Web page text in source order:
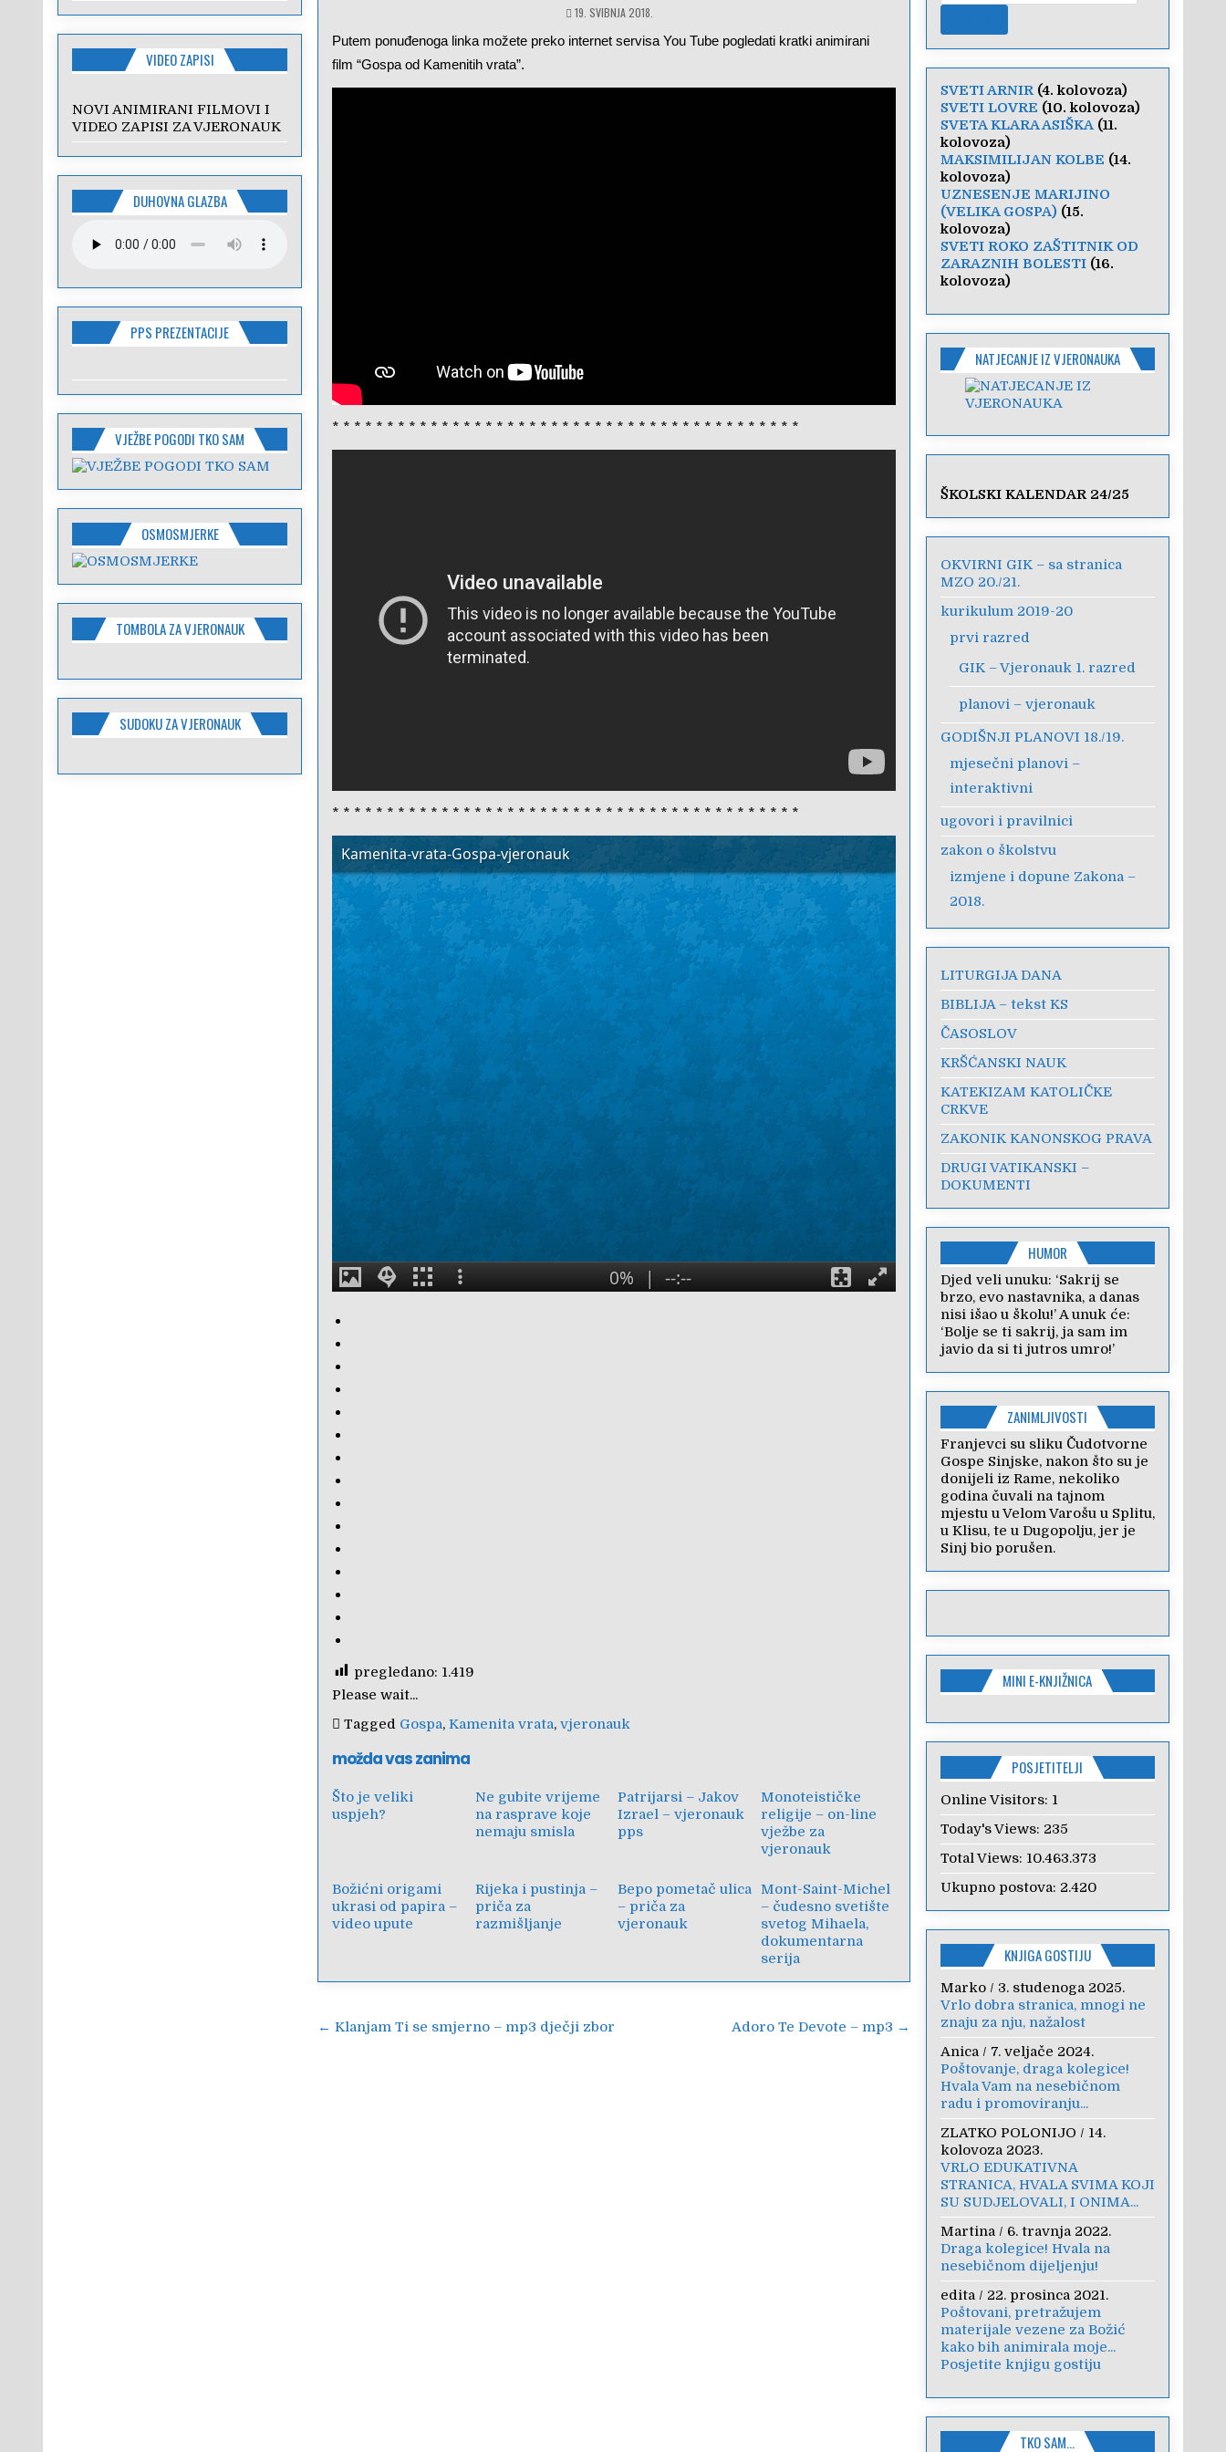
19. SVIBNJA 2018.
Putem ponuđenoga linka možete preko internet servisa You Tube pogledati kratki animirani
film “Gospa od Kamenitih vrata”.
* * * * * * * * * * * * * * * * * * * * * * * * * * * * * * * * * * * * * * * * * * *
* * * * * * * * * * * * * * * * * * * * * * * * * * * * * * * * * * * * * * * * * * *
pregledano: 1.419
Please wait...
Tagged Gospa,Kamenita vrata,vjeronauk
možda vas zanima
Što je veliki
uspjeh?
Ne gubite vrijeme
na rasprave koje
nemaju smisla
Patrijarsi – Jakov
Izrael – vjeronauk
pps
Monoteističke
religije – on-line
vježbe za
vjeronauk
Božićni origami
ukrasi od papira –
video upute
Rijeka i pustinja –
priča za
razmišljanje
Bepo pometač ulica
– priča za
vjeronauk
Mont-Saint-Michel
– čudesno svetište
svetog Mihaela,
dokumentarna
serija
Navigacija
← Klanjam Ti se smjerno – mp3 dječji zbor Adoro Te Devote – mp3 →
VIDEO ZAPISI
NOVI ANIMIRANI FILMOVI I
VIDEO ZAPISI ZA VJERONAUK
DUHOVNA GLAZBA
PPS PREZENTACIJE
VJEŽBE POGODI TKO SAM
OSMOSMJERKE
TOMBOLA ZA VJERONAUK
SUDOKU ZA VJERONAUK
SVETI ARNIR(4. kolovoza)
SVETI LOVRE (10. kolovoza)
SVETA KLARA ASIŠKA(11.
kolovoza)
MAKSIMILIJAN KOLBE (14.
kolovoza)
UZNESENJE MARIJINO
(VELIKA GOSPA) (15.
kolovoza)
SVETI ROKO ZAŠTITNIK OD
ZARAZNIH BOLESTI(16.
kolovoza)
NATJECANJE IZ VJERONAUKA
ŠKOLSKI KALENDAR 24/25
OKVIRNI GIK – sa stranica
MZO 20./21.
kurikulum 2019-20
prvi razred
GIK – Vjeronauk 1. razred
planovi – vjeronauk
GODIŠNJI PLANOVI 18./19.
mjesečni planovi –
interaktivni
ugovori i pravilnici
zakon o školstvu
izmjene i dopune Zakona –
2018.
LITURGIJA DANA
BIBLIJA – tekst KS
ČASOSLOV
KRŠĆANSKI NAUK
KATEKIZAM KATOLIČKE
CRKVE
ZAKONIK KANONSKOG PRAVA
DRUGI VATIKANSKI –
DOKUMENTI
HUMOR
Djed veli unuku: ‘Sakrij se
brzo, evo nastavnika, a danas
nisi išao u školu!’ A unuk će:
‘Bolje se ti sakrij, ja sam im
javio da si ti jutros umro!’
ZANIMLJIVOSTI
Franjevci su sliku Čudotvorne
Gospe Sinjske, nakon što su je
donijeli iz Rame, nekoliko
godina čuvali na tajnom
mjestu u Velom Varošu u Splitu,
u Klisu, te u Dugopolju, jer je
Sinj bio porušen.
MINI E-KNJIŽNICA
POSJETITELJI
Online Visitors: 1
Today's Views: 235
Total Views: 10.463.373
Ukupno postova: 2.420
KNJIGA GOSTIJU
Marko/ 3. studenoga 2025.
Vrlo dobra stranica, mnogi ne
znaju za nju, nažalost
Anica/ 7. veljače 2024.
Poštovanje, draga kolegice!
Hvala Vam na nesebičnom
radu i promoviranju...
ZLATKO POLONIJO / 14.
kolovoza 2023.
VRLO EDUKATIVNA
STRANICA, HVALA SVIMA KOJI
SU SUDJELOVALI, I ONIMA...
Martina/ 6. travnja 2022.
Draga kolegice! Hvala na
nesebičnom dijeljenju!
edita/ 22. prosinca 2021.
Poštovani, pretražujem
materijale vezene za Božić
kako bih animirala moje...
Posjetite knjigu gostiju
TKO SAM…